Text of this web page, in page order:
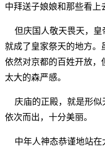
中拜送子娘娘和那些看上
但庆国人敬天畏天，皇
就成了皇家祭天的地方。
依然对京都的百姓开放，
太大的森严感。
庆庙的正殿，就是形似
依次而出，十分美丽。
中年人神态恭谨地站在